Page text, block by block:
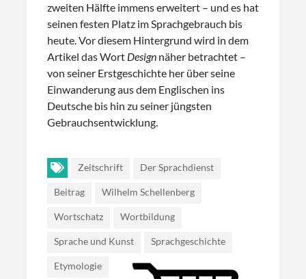
zweiten Hälfte immens erweitert – und es hat
seinen festen Platz im Sprachgebrauch bis
heute. Vor diesem Hintergrund wird in dem
Artikel das Wort Design näher betrachtet –
von seiner Erstgeschichte her über seine
Einwanderung aus dem Englischen ins
Deutsche bis hin zu seiner jüngsten
Gebrauchsentwicklung.
Zeitschrift Der Sprachdienst
Beitrag Wilhelm Schellenberg
Wortschatz Wortbildung
Sprache und Kunst Sprachgeschichte
Etymologie